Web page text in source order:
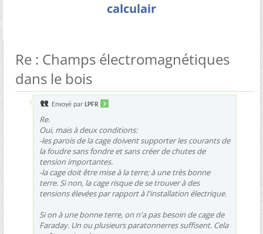
calculair
Re : Champs électromagnétiques
dans le bois
Envoyé par LPFR
Re.
Oui, mais à deux conditions:
-les parois de la cage doivent supporter les courants de
la foudre sans fondre et sans créer de chutes de
tension importantes.
-la cage doit être mise à la terre; à une très bonne
terre. Si non, la cage risque de se trouver à des
tensions élevées par rapport à l'installation électrique.
Si on à une bonne terre, on n'a pas besoin de cage de
Faraday. Un ou plusieurs paratonnerres suffisent. Cela